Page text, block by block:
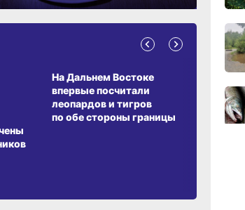
На Дальнем Востоке
впервые посчитали
леопардов и тигров
по обе стороны границы
ЗЕМЛЯКИ